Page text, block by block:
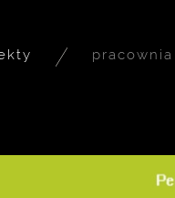
pracownia